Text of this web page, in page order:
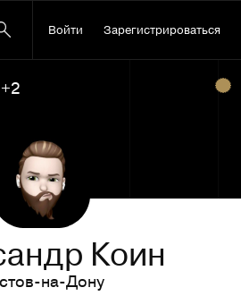
Войти Зарегистрироваться
Коин
на-Дону